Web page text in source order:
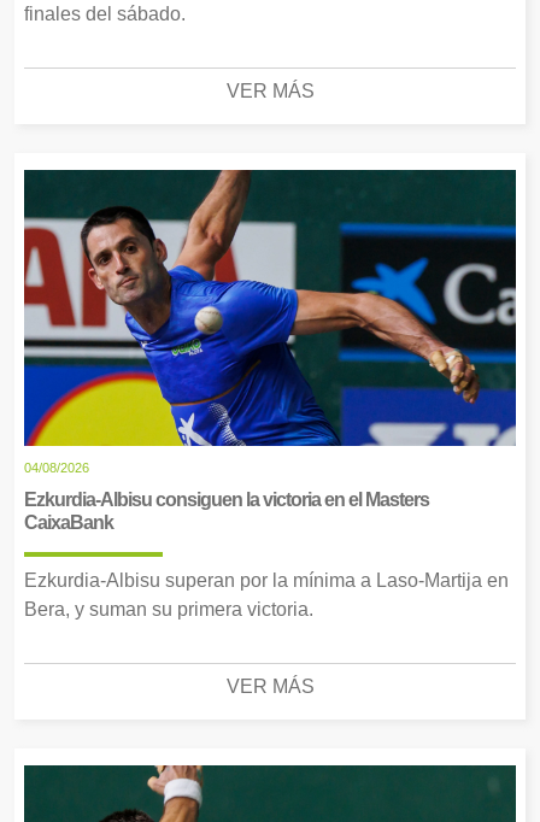
finales del sábado.
VER MÁS
04/08/2026
Ezkurdia-Albisu consiguen la victoria en el Masters
CaixaBank
Ezkurdia-Albisu superan por la mínima a Laso-Martija en
Bera, y suman su primera victoria.
VER MÁS